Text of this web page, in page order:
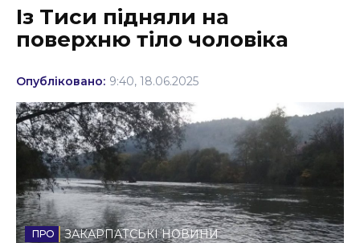
Культура
Освіта
Події
Політика
Соціум
Спорт
Із Тиси підняли на
поверхню тіло чоловіка
Опубліковано: 9:40, 18.06.2025
ЗАКАРПАТСЬКІ НОВИНИ